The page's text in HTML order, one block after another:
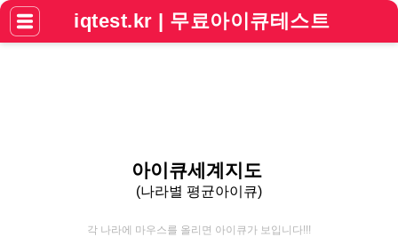
iqtest.kr | 무료아이큐테스트
아이큐세계지도
(나라별 평균아이큐)
각 나라에 마우스를 올리면 아이큐가 보입니다!!!